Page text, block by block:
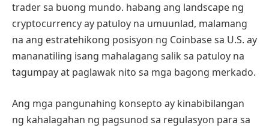
trader sa buong mundo. habang ang landscape ng
cryptocurrency ay patuloy na umuunlad, malamang
na ang estratehikong posisyon ng Coinbase sa U.S. ay
mananatiling isang mahalagang salik sa patuloy na
tagumpay at paglawak nito sa mga bagong merkado.
Ang mga pangunahing konsepto ay kinabibilangan
ng kahalagahan ng pagsunod sa regulasyon para sa